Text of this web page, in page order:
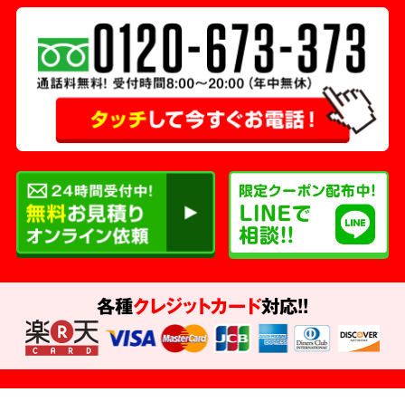
各種クレジットカード対応!!